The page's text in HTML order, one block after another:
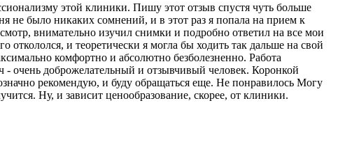
этой клиники. Пишу этот отзыв спустя чуть больше
не было никаких сомнений, и в этот раз я попала на прием к
внимательно изучил снимки и подробно ответил на все мои
и теоретически я могла бы ходить так дальше на свой
комфортно и абсолютно безболезненно. Работа
очень доброжелательный и отзывчивый человек. Коронкой
рекомендую, и буду обращаться еще. Не понравилось Могу
Ну, и зависит ценообразование, скорее, от клиники.